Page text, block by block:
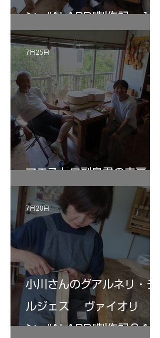
ン ”ALARD"制作記 １2
マエストロ副島君の来房
7月25日
小川さんのグアルネリ・デ
ルジェス ヴァイオリ
ン ”ALARD"制作記３4
7月20日